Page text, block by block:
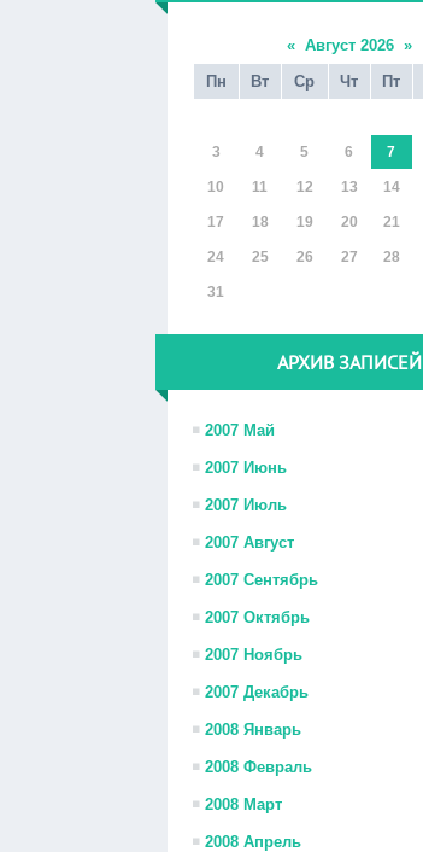
« Август 2026 »
Пн
Вт Ср Чт Пт
3 4 5 6 7
10 11 12 13 14
17 18 19 20 21
24 25 26 27 28
31
АРХИВ ЗАПИСЕЙ
2007 Май
2007 Июнь
2007 Июль
2007 Август
2007 Сентябрь
2007 Октябрь
2007 Ноябрь
2007 Декабрь
2008 Январь
2008 Февраль
2008 Март
2008 Апрель